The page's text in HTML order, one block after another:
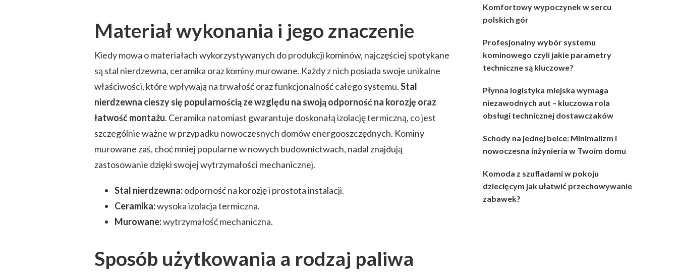
Materiał wykonania i jego znaczenie
Kiedy mowa o materiałach wykorzystywanych do produkcji kominów, najczęściej spotykane
są stal nierdzewna, ceramika oraz kominy murowane. Każdy z nich posiada swoje unikalne
właściwości, które wpływają na trwałość oraz funkcjonalność całego systemu.Stal
nierdzewna cieszy się popularnością ze względu na swoją odporność na korozję oraz
łatwość montażu. Ceramika natomiast gwarantuje doskonałą izolację termiczną, co jest
szczególnie ważne w przypadku nowoczesnych domów energooszczędnych. Kominy
murowane zaś, choć mniej popularne w nowych budownictwach, nadal znajdują
zastosowanie dzięki swojej wytrzymałości mechanicznej.
Stal nierdzewna:odporność na korozję i prostota instalacji.
Ceramika:wysoka izolacja termiczna.
Murowane:wytrzymałość mechaniczna.
Sposób użytkowania a rodzaj paliwa
Komfortowy wypoczynek w sercu
polskich gór
Profesjonalny wybór systemu
kominowego czyli jakie parametry
techniczne są kluczowe?
Płynna logistyka miejska wymaga
niezawodnych aut – kluczowa rola
obsługi technicznej dostawczaków
Schody na jednej belce: Minimalizm i
nowoczesna inżynieria w Twoim domu
Komoda z szufladami w pokoju
dziecięcym jak ułatwić przechowywanie
zabawek?